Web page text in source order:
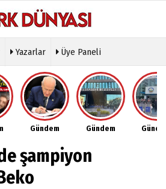
Köşe
Yazarları
Video
Galeri
Foto
Etkinlikler
Künye
İletişim
Çerez
Politikası
Yazarlar Üye Paneli
Gündem Gündem
şampiyon